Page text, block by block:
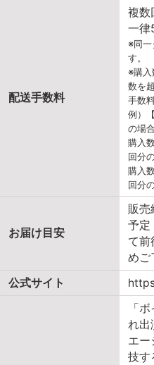
配送手数料
複数
一律
※同一
す。
※購入
数を
手数
例）
の場
購入
回分
購入
回分
お届け目安
販売
予定
て前
めご
公式サイト
「
れ出
エー
技す